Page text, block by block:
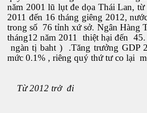
năm 2001 lũ lụt đe dọa Thái Lan,
2011 đến 16 tháng giêng 2012,
trong số 76 tỉnh xứ sở. Ngân Hàng
tháng12 năm 2011 thiệt hại đến
ngàn tị baht ) .Tăng trưởng
mức 0.1% , riêng quý thứ tư co lại
Từ 2012 trở đi
y